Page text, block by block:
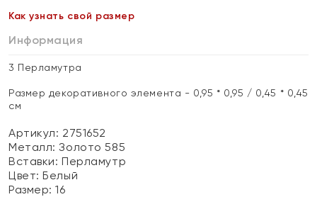
Как узнать свой размер
Информация
3 Перламутра
Размер декоративного элемента - 0,95 * 0,95 / 0,45 * 0,45
см
Артикул: 2751652
Металл:Золото 585
Вставки:Перламутр
Цвет:Белый
Размер:16